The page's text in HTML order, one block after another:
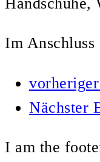
Im
Nächster
I am the